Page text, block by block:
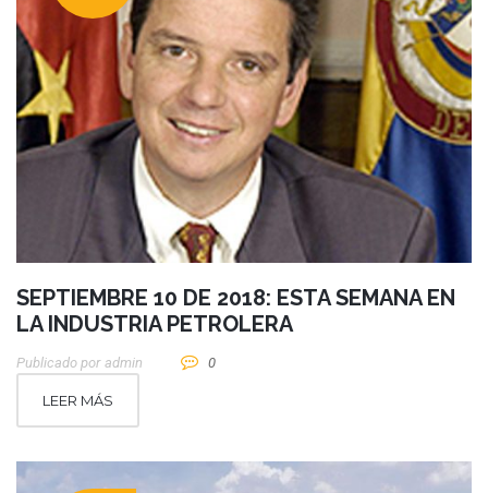
SEPTIEMBRE 10 DE 2018: ESTA SEMANA EN
LA INDUSTRIA PETROLERA
Publicado por Admin 0
LEER MÁS